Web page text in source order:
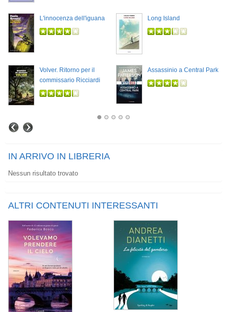
L'innocenza dell'iguana Long Island
Volver. Ritorno per il
commissario Ricciardi
Assassinio a Central Park
IN ARRIVO IN LIBRERIA
Nessun risultato trovato
ALTRI CONTENUTI INTERESSANTI